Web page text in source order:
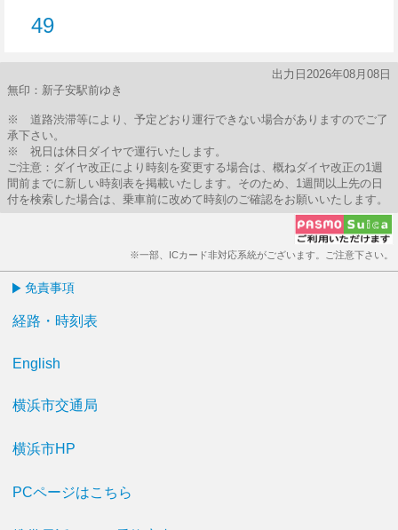
49
出力日2026年08月08日
無印：新子安駅前ゆき
※ 道路渋滞等により、予定どおり運行できない場合がありますのでご了
承下さい。
※ 祝日は休日ダイヤで運行いたします。
ご注意：ダイヤ改正により時刻を変更する場合は、概ねダイヤ改正の1週
間前までに新しい時刻表を掲載いたします。そのため、1週間以上先の日
付を検索した場合は、乗車前に改めて時刻のご確認をお願いいたします。
※一部、ICカード非対応系統がございます。ご注意下さい。
免責事項
経路・時刻表
English
横浜市交通局
横浜市HP
PCページはこちら